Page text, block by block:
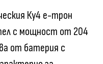
Ку4 е-трон
с мощност от 204
от батерия с